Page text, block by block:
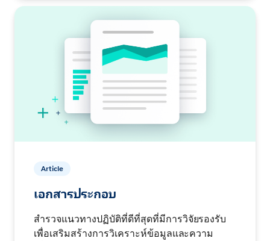
Article
เอกสารประกอบ
สำรวจแนวทางปฏิบัติที่ดีที่สุดที่มีการวิจัยรองรับ
เพื่อเสริมสร้างการวิเคราะห์ข้อมูลและความ